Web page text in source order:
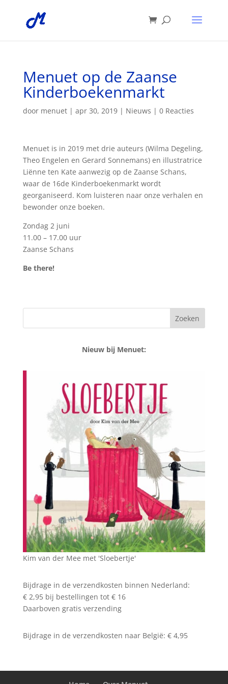
Menuet op de Zaanse
Kinderboekenmarkt
door menuet| apr 30, 2019| Nieuws | 0 Reacties
Menuet is in 2019 met drie auteurs (Wilma Degeling,
Theo Engelen en Gerard Sonnemans) en illustratrice
Liënne ten Kate aanwezig op de Zaanse Schans,
waar de 16de Kinderboekenmarkt wordt
georganiseerd. Kom luisteren naar onze verhalen en
bewonder onze boeken.
Zondag 2 juni
11.00 – 17.00 uur
Zaanse Schans
Be there!
Nieuw bij Menuet:
Kim van der Mee met 'Sloebertje'
Bijdrage in de verzendkosten binnen Nederland:
€ 2,95 bij bestellingen tot € 16
Daarboven gratis verzending
Bijdrage in de verzendkosten naar België: € 4,95